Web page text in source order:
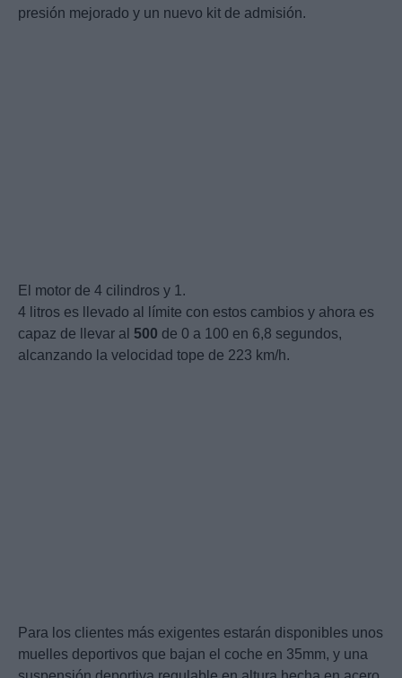
presión mejorado y un nuevo kit de admisión.
El motor de 4 cilindros y 1.
4 litros es llevado al límite con estos cambios y ahora es
capaz de llevar al 500 de 0 a 100 en 6,8 segundos,
alcanzando la velocidad tope de 223 km/h.
Para los clientes más exigentes estarán disponibles unos
muelles deportivos que bajan el coche en 35mm, y una